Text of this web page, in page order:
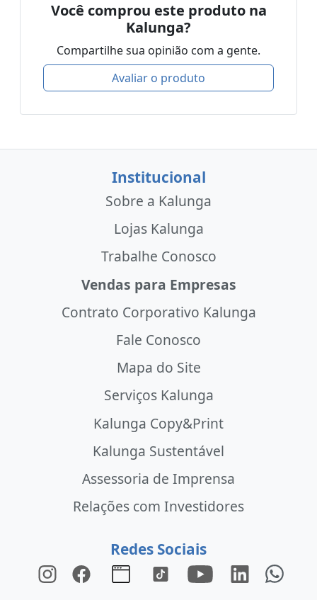
Você comprou este produto na
Kalunga?
Compartilhe sua opinião com a gente.
Avaliar o produto
Institucional
Sobre a Kalunga
Lojas Kalunga
Trabalhe Conosco
Vendas para Empresas
Contrato Corporativo Kalunga
Fale Conosco
Mapa do Site
Serviços Kalunga
Kalunga Copy&Print
Kalunga Sustentável
Assessoria de Imprensa
Relações com Investidores
Redes Sociais